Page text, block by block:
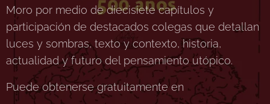
Moro por medio de diecisiete capítulos y
participación de destacados colegas que detallan
luces y sombras, texto y contexto, historia,
actualidad y futuro del pensamiento utópico.
Puede obtenerse gratuitamente en